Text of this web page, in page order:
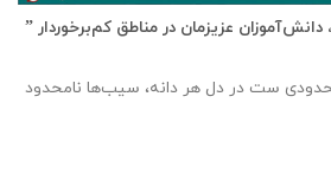
عزیزمان در مناطق کم‌برخوردار ”
ست در دل هر دانه، سیب‌ها نامحدود